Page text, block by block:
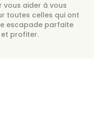
vous aider à vous
toutes celles qui ont
escapade parfaite
profiter.